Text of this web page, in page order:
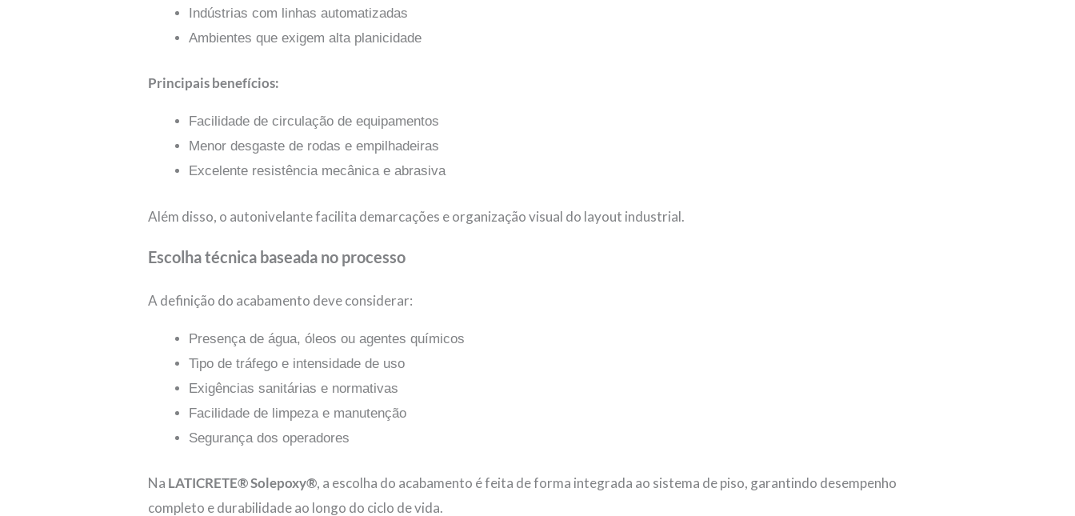
Indústrias com linhas automatizadas
Ambientes que exigem alta planicidade
Principais benefícios:
Facilidade de circulação de equipamentos
Menor desgaste de rodas e empilhadeiras
Excelente resistência mecânica e abrasiva
Além disso, o autonivelante facilita demarcações e organização visual do layout industrial.
Escolha técnica baseada no processo
A definição do acabamento deve considerar:
Presença de água, óleos ou agentes químicos
Tipo de tráfego e intensidade de uso
Exigências sanitárias e normativas
Facilidade de limpeza e manutenção
Segurança dos operadores
Na LATICRETE® Solepoxy®, a escolha do acabamento é feita de forma integrada ao sistema de piso, garantindo desempenho
completo e durabilidade ao longo do ciclo de vida.